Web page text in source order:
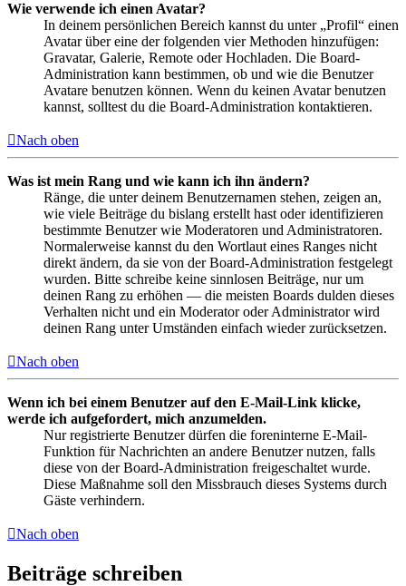
Wie verwende ich einen Avatar?
In deinem persönlichen Bereich kannst du unter „Profil“ einen
Avatar über eine der folgenden vier Methoden hinzufügen:
Gravatar, Galerie, Remote oder Hochladen. Die Board-
Administration kann bestimmen, ob und wie die Benutzer
Avatare benutzen können. Wenn du keinen Avatar benutzen
kannst, solltest du die Board-Administration kontaktieren.
Nach oben
Was ist mein Rang und wie kann ich ihn ändern?
Ränge, die unter deinem Benutzernamen stehen, zeigen an,
wie viele Beiträge du bislang erstellt hast oder identifizieren
bestimmte Benutzer wie Moderatoren und Administratoren.
Normalerweise kannst du den Wortlaut eines Ranges nicht
direkt ändern, da sie von der Board-Administration festgelegt
wurden. Bitte schreibe keine sinnlosen Beiträge, nur um
deinen Rang zu erhöhen — die meisten Boards dulden dieses
Verhalten nicht und ein Moderator oder Administrator wird
deinen Rang unter Umständen einfach wieder zurücksetzen.
Nach oben
Wenn ich bei einem Benutzer auf den E-Mail-Link klicke,
werde ich aufgefordert, mich anzumelden.
Nur registrierte Benutzer dürfen die foreninterne E-Mail-
Funktion für Nachrichten an andere Benutzer nutzen, falls
diese von der Board-Administration freigeschaltet wurde.
Diese Maßnahme soll den Missbrauch dieses Systems durch
Gäste verhindern.
Nach oben
Beiträge schreiben